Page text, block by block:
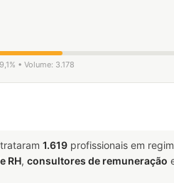
• Volume: 3.178
1.619 profissionais em
RH, consultores de remuneração